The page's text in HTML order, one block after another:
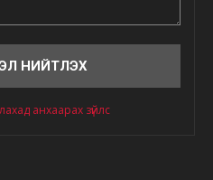
анхаарах зүйлс